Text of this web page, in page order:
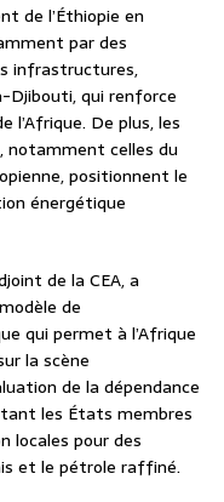
de l’Éthiopie en
par des
infrastructures,
Djibouti, qui renforce
l’Afrique. De plus, les
notamment celles du
positionnent le
énergétique
de la CEA, a
de
qui permet à l’Afrique
la scène
de la dépendance
les États membres
locales pour des
et le pétrole raffiné.